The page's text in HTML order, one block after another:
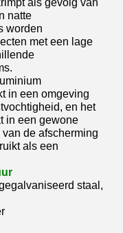
natte
worden
met een lage
in een omgeving
en het
in een gewone
de afscherming
als een
staal,